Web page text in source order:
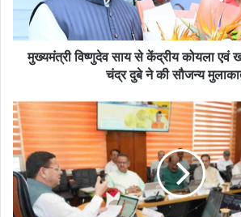
राज्य
मंत्री
दुबे
ने
की
सौजन्य
मुलाकात…
मुख्यमंत्री विष्णुदेव साय से केंद्रीय कोयला एवं
चंद्र दुबे ने की सौजन्य
Uttarakhand:
प्रदेश
में
3800
से
अधिक
पंचायत